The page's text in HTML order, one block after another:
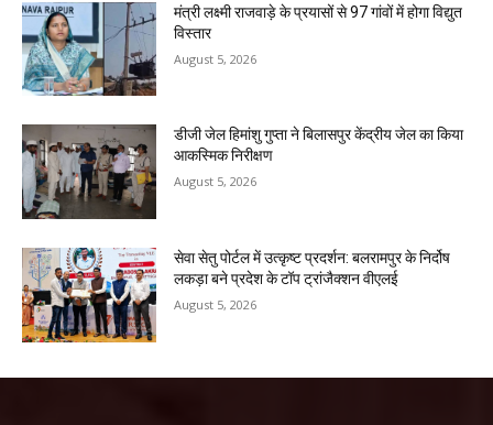
मंत्री लक्ष्मी राजवाड़े के प्रयासों से 97 गांवों में होगा विद्युत
विस्तार
August 5, 2026
डीजी जेल हिमांशु गुप्ता ने बिलासपुर केंद्रीय जेल का किया
आकस्मिक निरीक्षण
August 5, 2026
सेवा सेतु पोर्टल में उत्कृष्ट प्रदर्शन: बलरामपुर के निर्दोष
लकड़ा बने प्रदेश के टॉप ट्रांजैक्शन वीएलई
August 5, 2026